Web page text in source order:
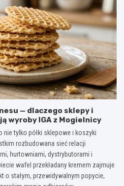
— dlaczego sklepy i
wyroby IGA z Mogielnicy
tylko półki sklepowe i koszyki
rozbudowana sieć relacji
hurtowniami, dystrybutorami i
wafel przekładany kremem zajmuje
stałym, przewidywalnym popycie,